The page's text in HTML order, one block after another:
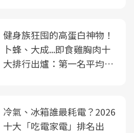
健身族狂囤的高蛋白神物！
卜蜂、大成...即食雞胸肉十
大排行出爐：第一名平均一
冷氣、冰箱誰最耗電？2026
十大「吃電家電」排名出